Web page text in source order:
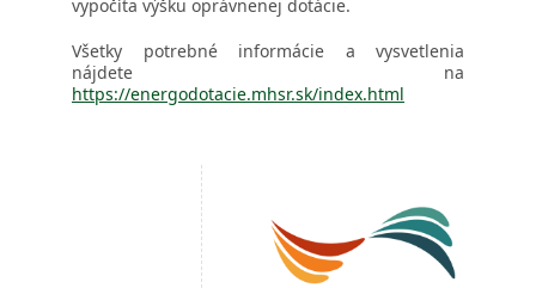
vypočíta výšku oprávnenej dotácie.
Všetky potrebné informácie a vysvetlenia
nájdete na
https://energodotacie.mhsr.sk/index.html